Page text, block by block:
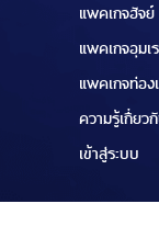
แพคเกจฮัจย์
แพคเกจอุมเ
แพคเกจท่อง
ความรู้เกี่ยว
เข้าสู่ระบบ